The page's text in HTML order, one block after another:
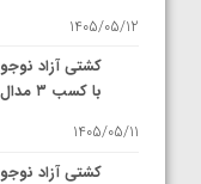
1405/05/12
کشتی آزاد
با کسب ۳ مدال طلا، ۱ نقره و ۲ مدال برنز
1405/05/11
کشتی آزاد